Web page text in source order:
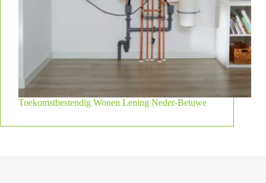
Toekomstbestendig Wonen Lening Neder-Betuwe